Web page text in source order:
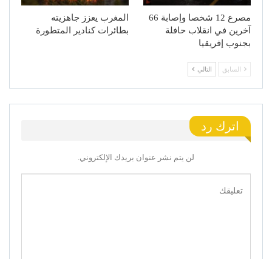
مصرع 12 شخصا وإصابة 66
آخرين في انقلاب حافلة
بجنوب إفريقيا
المغرب يعزز جاهزيته
بطائرات كنادير المتطورة
السابق التالي
اترك رد
لن يتم نشر عنوان بريدك الإلكتروني.